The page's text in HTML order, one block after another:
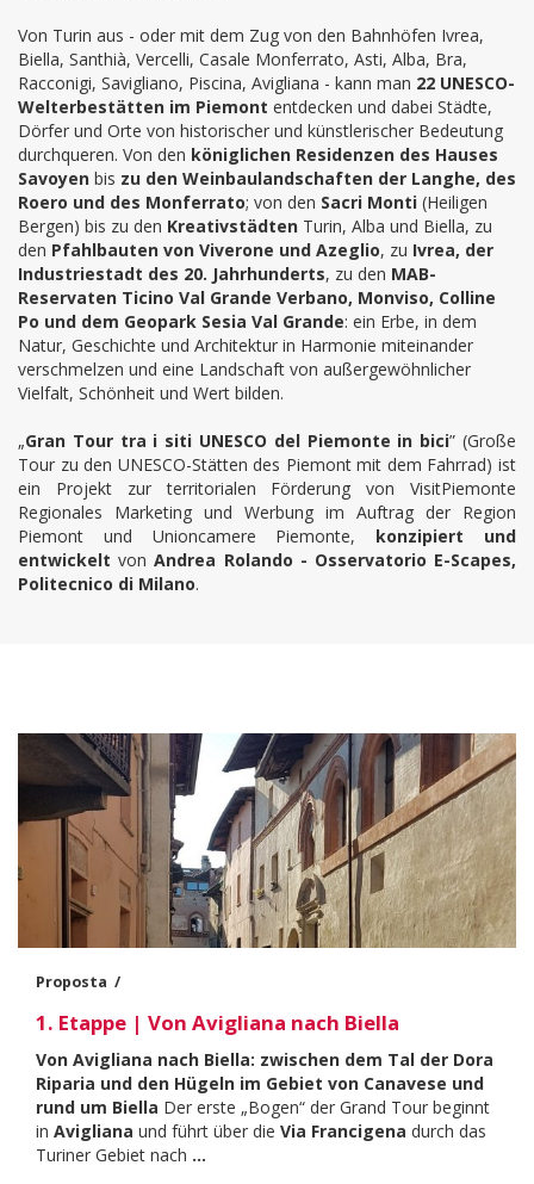
Von Turin aus - oder mit dem Zug von den Bahnhöfen Ivrea,
Biella, Santhià, Vercelli, Casale Monferrato, Asti, Alba, Bra,
Racconigi, Savigliano, Piscina, Avigliana - kann man 22 UNESCO-
Welterbestätten im Piemont entdecken und dabei Städte,
Dörfer und Orte von historischer und künstlerischer Bedeutung
durchqueren. Von den königlichen Residenzen des Hauses
Savoyen bis zu den Weinbaulandschaften der Langhe, des
Roero und des Monferrato; von den Sacri Monti (Heiligen
Bergen) bis zu den Kreativstädten Turin, Alba und Biella, zu
den Pfahlbauten von Viverone und Azeglio, zu Ivrea, der
Industriestadt des 20. Jahrhunderts, zu den MAB-
Reservaten Ticino Val Grande Verbano, Monviso, Colline
Po und dem Geopark Sesia Val Grande: ein Erbe, in dem
Natur, Geschichte und Architektur in Harmonie miteinander
verschmelzen und eine Landschaft von außergewöhnlicher
Vielfalt, Schönheit und Wert bilden.
„Gran Tour tra i siti UNESCO del Piemonte in bici” (Große
Tour zu den UNESCO-Stätten des Piemont mit dem Fahrrad) ist
ein Projekt zur territorialen Förderung von VisitPiemonte
Regionales Marketing und Werbung im Auftrag der Region
Piemont und Unioncamere Piemonte, konzipiert und
entwickeltvonAndrea Rolando - Osservatorio E-Scapes,
Politecnico di Milano.
Proposta
1. Etappe | Von Avigliana nach Biella
Body
Von Avigliana nach Biella: zwischen dem Tal der Dora
Riparia und den Hügeln im Gebiet von Canavese und
rund um Biella Der erste „Bogen“ der Grand Tour beginnt
in Avigliana und führt über die Via Francigena durch das
Turiner Gebiet nach …